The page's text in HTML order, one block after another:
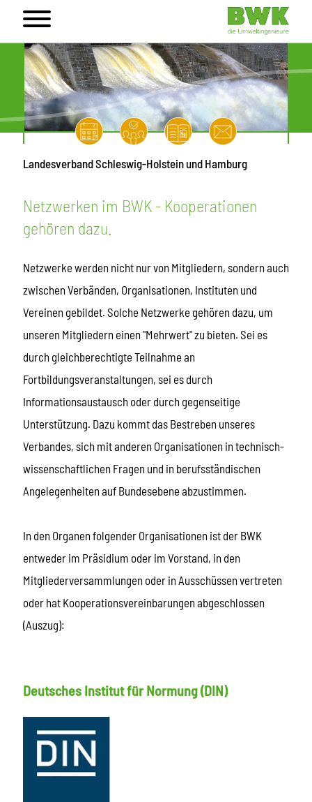
Landesverband Schleswig-Holstein und Hamburg
Netzwerken im BWK - Kooperationen
gehören dazu.
Netzwerke werden nicht nur von Mitgliedern, sondern auch
zwischen Verbänden, Organisationen, Instituten und
Vereinen gebildet. Solche Netzwerke gehören dazu, um
unseren Mitgliedern einen "Mehrwert" zu bieten. Sei es
durch gleichberechtigte Teilnahme an
Fortbildungsveranstaltungen, sei es durch
Informationsaustausch oder durch gegenseitige
Unterstützung. Dazu kommt das Bestreben unseres
Verbandes, sich mit anderen Organisationen in technisch-
wissenschaftlichen Fragen und in berufsständischen
Angelegenheiten auf Bundesebene abzustimmen.
In den Organen folgender Organisationen ist der BWK
entweder im Präsidium oder im Vorstand, in den
Mitgliederversammlungen oder in Ausschüssen vertreten
oder hat Kooperationsvereinbarungen abgeschlossen
(Auszug):
Deutsches Institut für Normung (DIN)